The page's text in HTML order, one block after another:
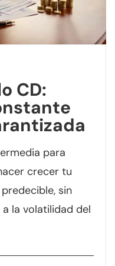
CD:
para
crecer tu
sin
la volatilidad del